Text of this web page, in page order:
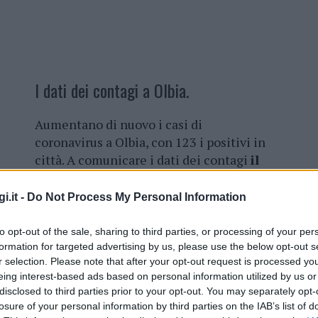
- Do Not Process My Personal Information
opt-out of the sale, sharing to third parties, or processing of your
for targeted advertising by us, please use the below opt-out
selection. Please note that after your opt-out request is processed
interest-based ads based on personal information utilized by us
to third parties prior to your opt-out. You may separately
of your personal information by third parties on the IAB’s list of
I dati dei contagi a Olbia.
Aumentano di nuovo i casi di
coronavirus a Olbia, con 123 i positivi in
città. A comunicare i dati dei contagi il
scuole,ma non ci sono ricoverati. “La
situazione è tranquilla – dichiara il
primo cittadino -, però avendo avuto
questo aumento sensibile rispetto al
attenti e mantenere le distanze, mascherina